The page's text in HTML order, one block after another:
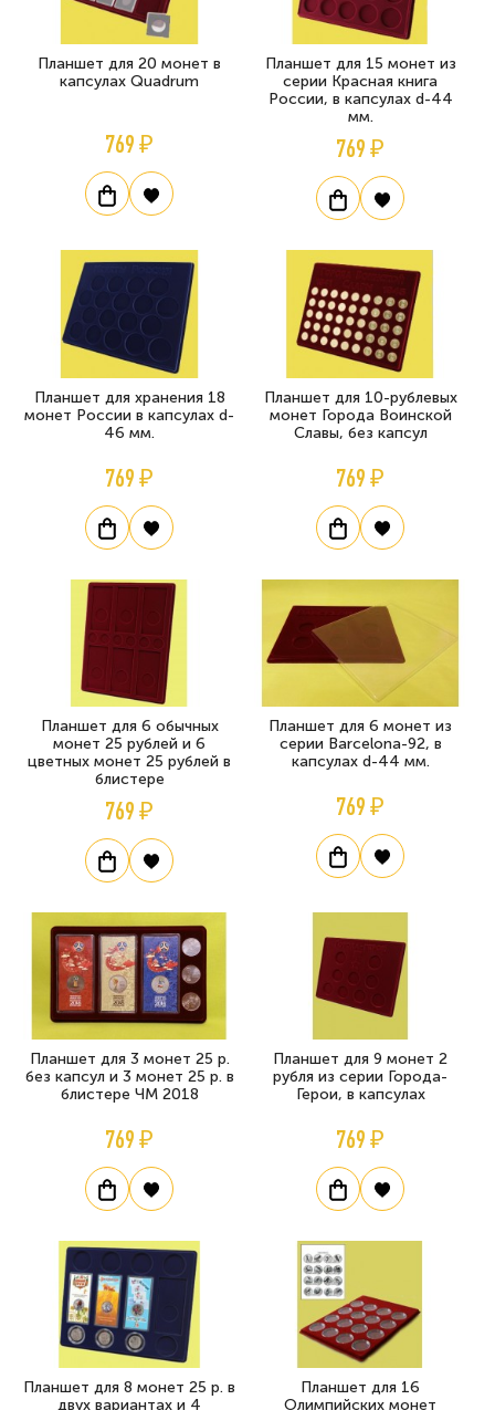
Планшет для 20 монет в
капсулах Quadrum
769 ₽
Планшет для 15 монет из
серии Красная книга
России, в капсулах d-44
мм.
769 ₽
Планшет для хранения 18
монет России в капсулах d-
46 мм.
769 ₽
Планшет для 10-рублевых
монет Города Воинской
Славы, без капсул
769 ₽
Планшет для 6 обычных
монет 25 рублей и 6
цветных монет 25 рублей в
блистере
769 ₽
Планшет для 6 монет из
серии Barcelona-92, в
капсулах d-44 мм.
769 ₽
Планшет для 3 монет 25 р.
без капсул и 3 монет 25 р. в
блистере ЧМ 2018
769 ₽
Планшет для 9 монет 2
рубля из серии Города-
Герои, в капсулах
769 ₽
Планшет для 8 монет 25 р. в
двух вариантах и 4
Планшет для 16
Олимпийских монет